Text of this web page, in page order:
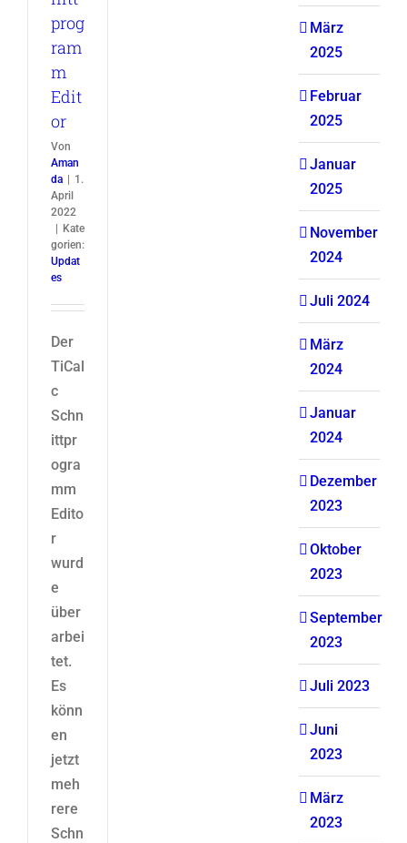
prog
ram
m
Edit
or
Von
Aman
da
1.
April
2022
Kate
gorien:
Updat
es
Der
TiCal
c
Schn
ittpr
ogra
mm
Edito
r
wurd
e
über
arbei
tet.
Es
könn
en
jetzt
meh
rere
Schn
März
2025
Februar
2025
Januar
2025
November
2024
Juli 2024
März
2024
Januar
2024
Dezember
2023
Oktober
2023
September
2023
Juli 2023
Juni
2023
März
2023